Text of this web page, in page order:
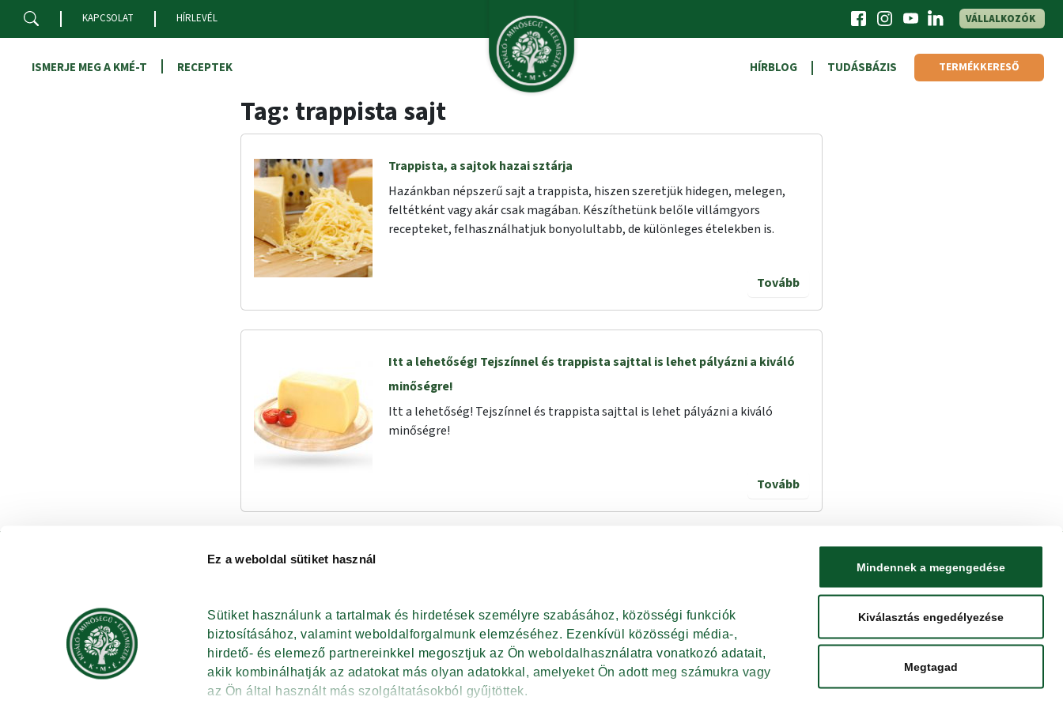
Ez a weboldal sütiket használ
Sütiket használunk a tartalmak és hirdetések személyre szabásához, közösségi funkciók
biztosításához, valamint weboldalforgalmunk elemzéséhez. Ezenkívül közösségi média-,
hirdető- és elemező partnereinkkel megosztjuk az Ön weboldalhasználatra vonatkozó adatait,
akik kombinálhatják az adatokat más olyan adatokkal, amelyeket Ön adott meg számukra vagy
az Ön által használt más szolgáltatásokból gyűjtöttek.
Mindennek a megengedése
Kiválasztás engedélyezése
Megtagad
Skip to main content
KAPCSOLAT HÍRLEVÉL VÁLLALKOZÓK
ISMERJE MEG A KMÉ-T RECEPTEK HÍRBLOG TUDÁSBÁZIS TERMÉKKERESŐ
Tag: trappista sajt
Trappista, a sajtok hazai sztárja
Hazánkban népszerű sajt a trappista, hiszen szeretjük hidegen, melegen,
feltétként vagy akár csak magában. Készíthetünk belőle villámgyors
recepteket, felhasználhatjuk bonyolultabb, de különleges ételekben is.
Tovább
Itt a lehetőség! Tejszínnel és trappista sajttal is lehet pályázni a kiváló
minőségre!
Itt a lehetőség! Tejszínnel és trappista sajttal is lehet pályázni a kiváló
minőségre!
Tovább
TERMÉKKERESŐ
KAPCSOLAT
NYITÓOLDAL
© Minden jog fentartva. Élelmiszerlánc-biztonsági Nonprofit Kft. (ÉLBC Kft.) 2025.
Adatkezelési tájékoztató és Cookie szabályzat
Akadálymentesítési nyilatkozat